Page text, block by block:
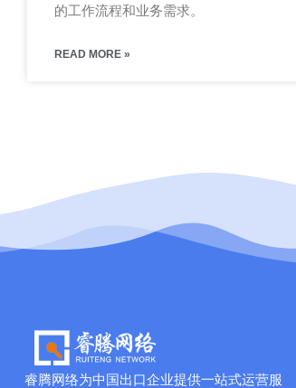
的工作流程和业务需求。
READ MORE »
睿腾网络为中国出口企业提供一站式运营服